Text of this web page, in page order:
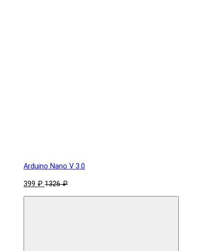
Arduino Nano V 3.0
399 ₽ 1326 ₽